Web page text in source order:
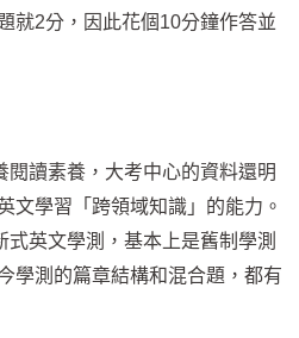
就2分，因此花個10分鐘作答並
閱讀素養，大考中心的資料還明
文學習「跨領域知識」的能力。
式英文學測，基本上是舊制學測
學測的篇章結構和混合題，都有